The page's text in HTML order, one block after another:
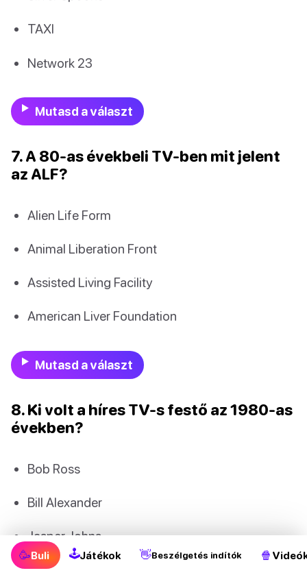
TAXI
Network 23
Mutasd a választ
7. A 80-as évekbeli TV-ben mit jelent
az ALF?
Alien Life Form
Animal Liberation Front
Assisted Living Facility
American Liver Foundation
Mutasd a választ
8. Ki volt a híres TV-s festő az 1980-as
években?
Bob Ross
Bill Alexander
Jasper Johns
Anthony Hopkins
🥳Buli 🕹Játékok 👋Beszélgetés indítók 🍿